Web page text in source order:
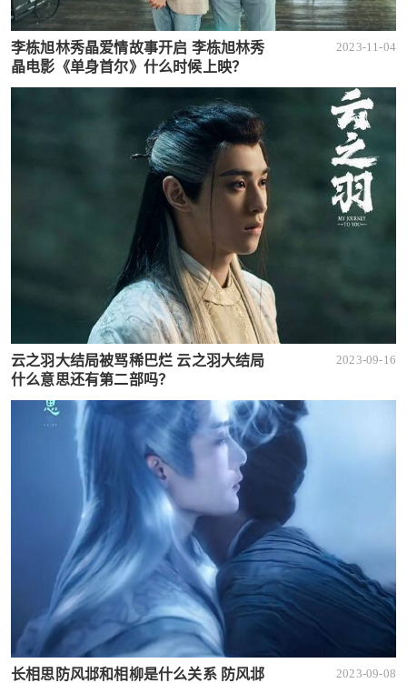
李栋旭林秀晶爱情故事开启 李栋旭林秀
晶电影《单身首尔》什么时候上映？
2023-11-04
云之羽大结局被骂稀巴烂 云之羽大结局
什么意思还有第二部吗？
2023-09-16
长相思防风邶和相柳是什么关系 防风邶
2023-09-08